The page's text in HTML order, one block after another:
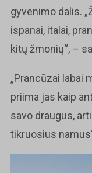
gyvenimo dalis.
ispanai, italai,
kitų žmonių“, –
„Prancūzai labai
priima jas kaip
savo draugus,
tikruosius